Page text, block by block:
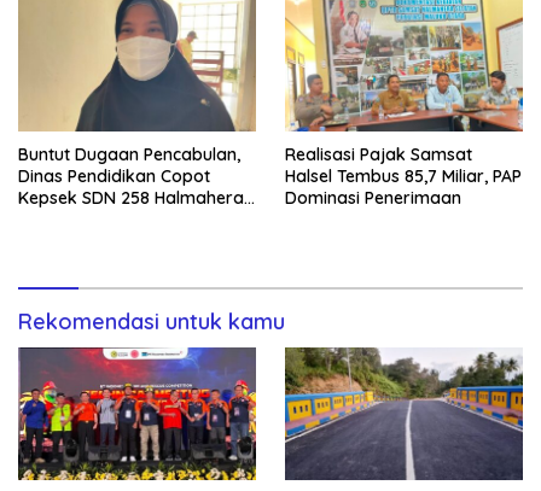
Buntut Dugaan Pencabulan,
Dinas Pendidikan Copot
Kepsek SDN 258 Halmahera
Realisasi Pajak Samsat
Halsel Tembus 85,7 Miliar, PAP
Dominasi Penerimaan
Rekomendasi untuk kamu